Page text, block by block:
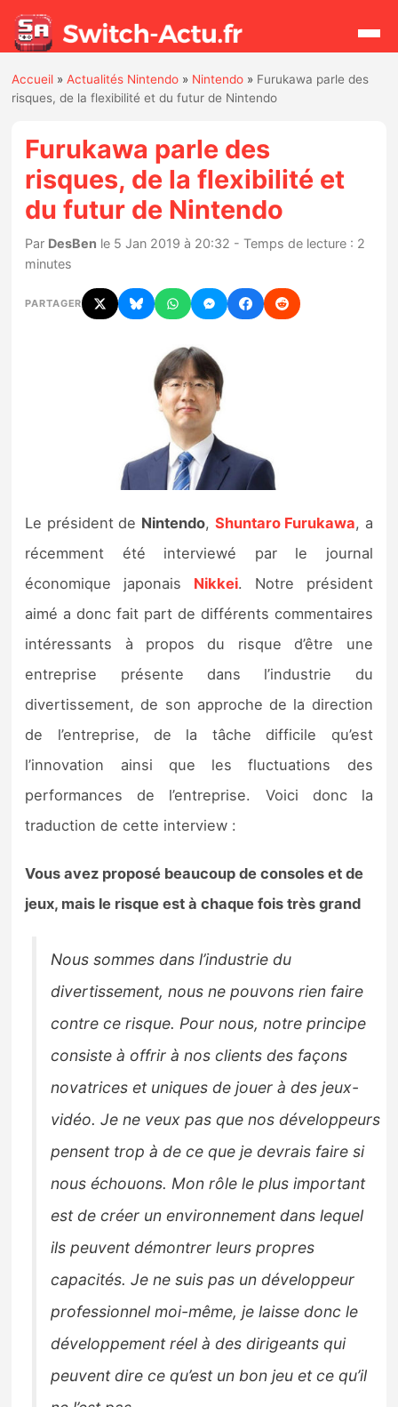
Rechercher
Actualités
Jeux
Hardware
Mises à jour
Chiffres de ventes
Nintendo Direct
Tests et previews
Tests de jeux
Tests d’accessoires
Autres tests
Previews
Précommandes
Précommandes jeux Switch 2
Sorties de jeux
Bons plans
Accueil »Actualités Nintendo » Nintendo » Furukawa parle des
risques, de la flexibilité et du futur de Nintendo
Furukawa parle des
risques, de la flexibilité et
du futur de Nintendo
Par DesBen le 5 Jan 2019 à 20:32 - Temps de lecture : 2
minutes
PARTAGER
Le président de Nintendo, Shuntaro Furukawa, a
récemment été interviewé par le journal
économique japonais Nikkei. Notre président
aimé a donc fait part de différents commentaires
intéressants à propos du risque d’être une
entreprise présente dans l’industrie du
divertissement, de son approche de la direction
de l’entreprise, de la tâche difficile qu’est
l’innovation ainsi que les fluctuations des
performances de l’entreprise. Voici donc la
traduction de cette interview :
Vous avez proposé beaucoup de consoles et de
jeux, mais le risque est à chaque fois très grand
Nous sommes dans l’industrie du
divertissement, nous ne pouvons rien faire
contre ce risque. Pour nous, notre principe
consiste à offrir à nos clients des façons
novatrices et uniques de jouer à des jeux-
vidéo. Je ne veux pas que nos développeurs
pensent trop à de ce que je devrais faire si
nous échouons. Mon rôle le plus important
est de créer un environnement dans lequel
ils peuvent démontrer leurs propres
capacités. Je ne suis pas un développeur
professionnel moi-même, je laisse donc le
développement réel à des dirigeants qui
peuvent dire ce qu’est un bon jeu et ce qu’il